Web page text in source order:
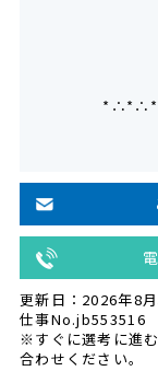
更新日：2026年8
仕事No.jb553516
※すぐに選考に進
合わせください。